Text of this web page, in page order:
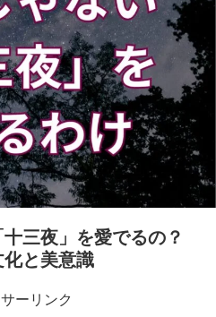
三夜」を愛でるの？
化と美意識
ーリンク